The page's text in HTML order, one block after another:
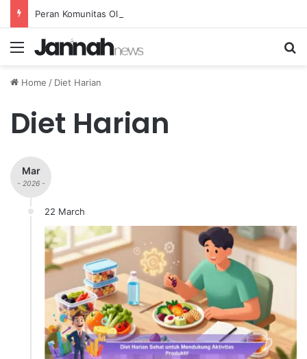
Menu
Home / Diet Harian
Diet Harian
Mar
- 2026 -
22 March